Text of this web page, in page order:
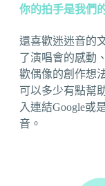
你的拍手是我們
還喜歡迷迷音的
了演唱會的感動
歡偶像的創作想
可以多少有點幫
入連結Google或
音。